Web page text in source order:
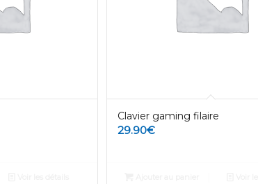
Clavier gaming filaire
29.90€